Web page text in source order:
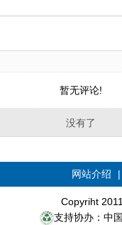
暂无评论!
没有了
网站介绍
Copyriht
支持协办：中